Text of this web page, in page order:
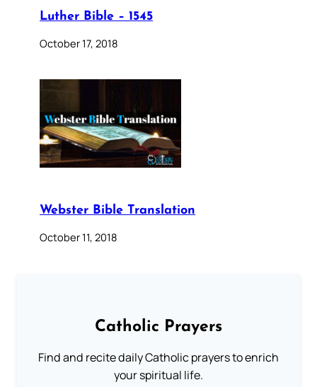
Luther Bible – 1545
October 17, 2018
Webster Bible Translation
October 11, 2018
Catholic Prayers
Find and recite daily Catholic prayers to enrich
your spiritual life.